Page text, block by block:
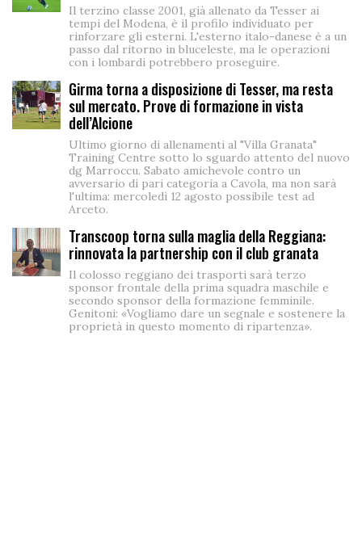
Il terzino classe 2001, già allenato da Tesser ai
tempi del Modena, è il profilo individuato per
rinforzare gli esterni. L'esterno italo-danese è a un
passo dal ritorno in bluceleste, ma le operazioni
con i lombardi potrebbero proseguire.
Girma torna a disposizione di Tesser, ma resta
sul mercato. Prove di formazione in vista
dell’Alcione
Ultimo giorno di allenamenti al "Villa Granata"
Training Centre sotto lo sguardo attento del nuovo
dg Marroccu. Sabato amichevole contro un
avversario di pari categoria a Cavola, ma non sarà
l'ultima: mercoledì 12 agosto possibile test ad
Arceto.
Transcoop torna sulla maglia della Reggiana:
rinnovata la partnership con il club granata
Il colosso reggiano dei trasporti sarà terzo
sponsor frontale della prima squadra maschile e
secondo sponsor della formazione femminile.
Genitoni: «Vogliamo dare un segnale e sostenere la
proprietà in questo momento di ripartenza».